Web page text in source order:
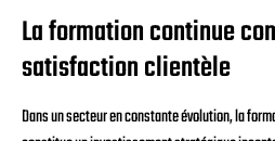
La formation continue
satisfaction clientèle
Dans un secteur en constante évolution, la